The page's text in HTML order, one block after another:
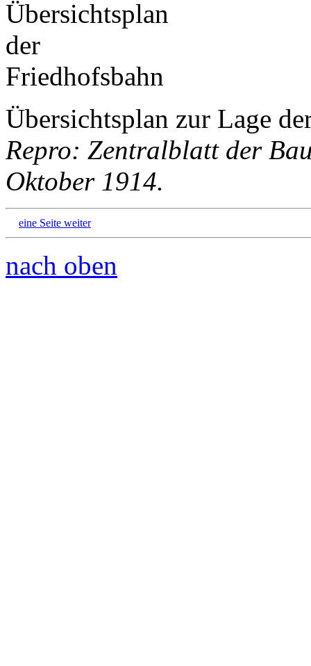
Übersichtsplan zur Lage
Repro: Zentralblatt der
Oktober 1914.
eine Seite weiter
nach oben